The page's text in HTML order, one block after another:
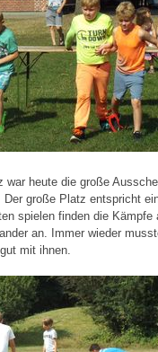
war heute die große
große Platz entspricht
spielen finden die
an. Immer wieder
mit ihnen.